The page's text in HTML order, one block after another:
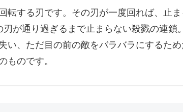
転する刃です。その刃が一度回れば、止ま
が通り過ぎるまで止まらない殺戮の連鎖
い、ただ目の前の敵をバラバラにするため
ものです。